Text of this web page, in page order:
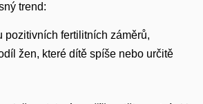
trend:
pozitivních fertilitních záměrů,
žen, které dítě spíše nebo určitě